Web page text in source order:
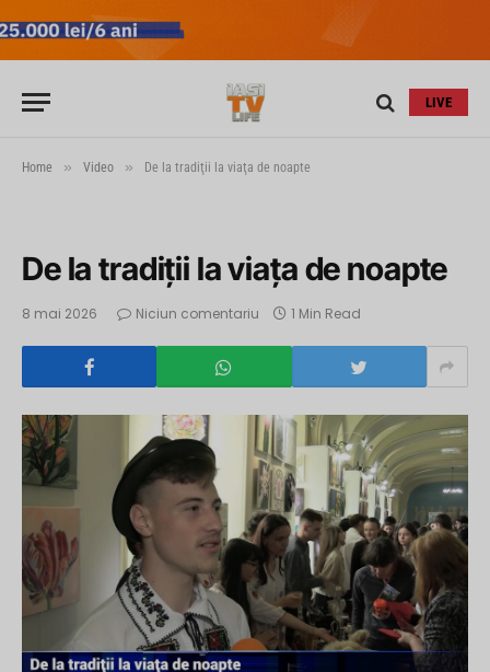
LIVE
Home » Video » De la tradiţii la viaţa de noapte
De la tradiţii la viaţa de noapte
8 mai 2026 Niciun comentariu 1 Min Read